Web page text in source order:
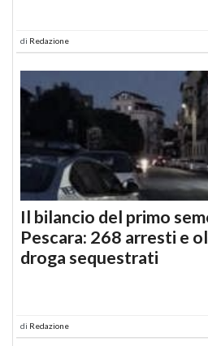
di Redazione
Il bilancio del primo
Pescara: 268 arresti e
droga sequestrati
di Redazione